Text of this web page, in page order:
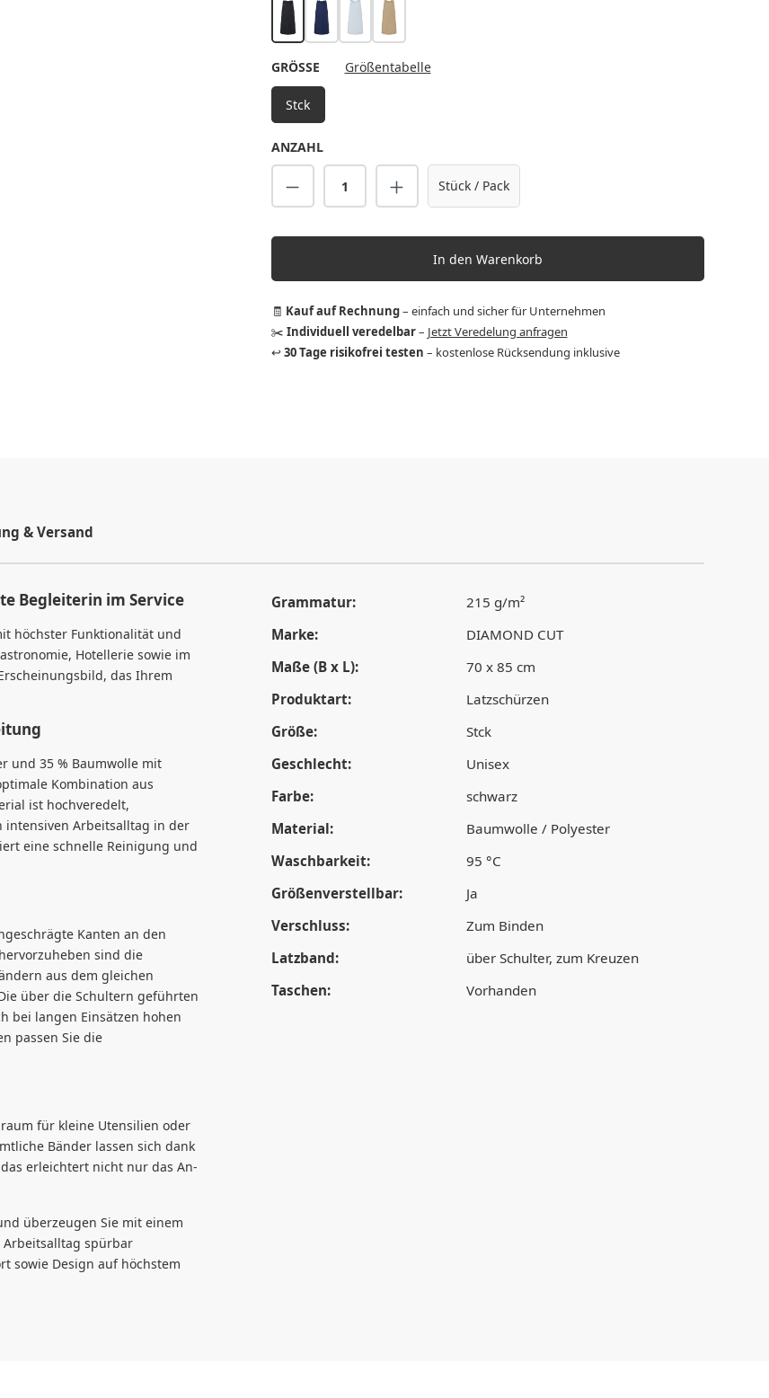
schwarzmarinenebelgrauschilfgrün
GRÖSSE AUSWÄHLEN
Größentabelle
Stck
ANZAHL
Produkt Anzahl: Gib den gewünschten Wert
Stück / Pack
In den Warenkorb
🧾 Kauf auf Rechnung– einfach und sicher für Unternehmen
✂️ Individuell veredelbar– Jetzt Veredelung anfragen
↩️ 30 Tage risikofrei testen – kostenlose Rücksendung inklusive
& Versand
Begleiterin im Service
höchster Funktionalität und
Hotellerie sowie im
das Ihrem
und 35 % Baumwolle mit
Kombination aus
ist hochveredelt,
intensiven Arbeitsalltag in der
eine schnelle Reinigung und
Kanten an den
sind die
aus dem gleichen
über die Schultern geführten
bei langen Einsätzen hohen
passen Sie die
für kleine Utensilien oder
Bänder lassen sich dank
erleichtert nicht nur das An-
überzeugen Sie mit einem
spürbar
sowie Design auf höchstem
Grammatur:
215 g/m²
Marke:
DIAMOND CUT
Maße (B x L):
70 x 85 cm
Produktart:
Latzschürzen
Größe:
Stck
Geschlecht:
Unisex
Farbe:
schwarz
Material:
Baumwolle / Polyester
Waschbarkeit:
95 °C
Größenverstellbar:
Ja
Verschluss:
Zum Binden
Latzband:
über Schulter, zum Kreuzen
Taschen:
Vorhanden